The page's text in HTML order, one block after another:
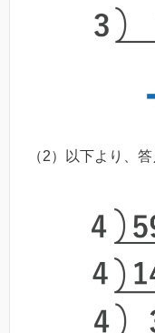
（2）以下より、